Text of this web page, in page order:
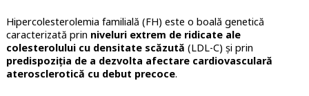
Hipercolesterolemia familială (FH) este o boală genetică
caracterizată prin niveluri extrem de ridicate ale
colesterolului cu densitate scăzută (LDL-C) și prin
predispoziția de a dezvolta afectare cardiovasculară
aterosclerotică cu debut precoce.